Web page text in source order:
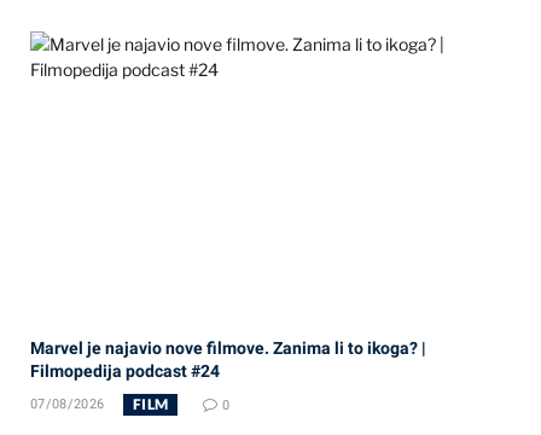
Marvel je najavio nove filmove. Zanima li to ikoga? |
Filmopedija podcast #24
07/08/2026 FILM 0